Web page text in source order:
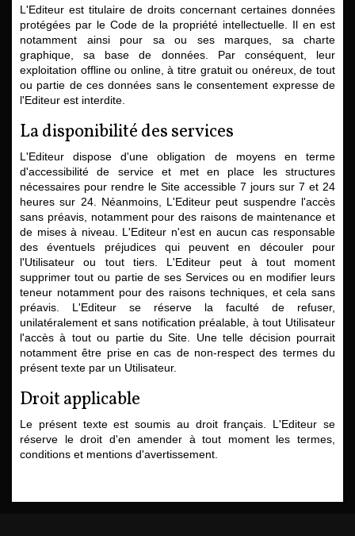
L'Editeur est titulaire de droits concernant certaines données
protégées par le Code de la propriété intellectuelle. Il en est
notamment ainsi pour sa ou ses marques, sa charte
graphique, sa base de données. Par conséquent, leur
exploitation offline ou online, à titre gratuit ou onéreux, de tout
ou partie de ces données sans le consentement expresse de
l'Editeur est interdite.
La disponibilité des services
L'Editeur dispose d'une obligation de moyens en terme
d'accessibilité de service et met en place les structures
nécessaires pour rendre le Site accessible 7 jours sur 7 et 24
heures sur 24. Néanmoins, L'Editeur peut suspendre l'accès
sans préavis, notamment pour des raisons de maintenance et
de mises à niveau. L'Editeur n'est en aucun cas responsable
des éventuels préjudices qui peuvent en découler pour
l'Utilisateur ou tout tiers. L'Editeur peut à tout moment
supprimer tout ou partie de ses Services ou en modifier leurs
teneur notamment pour des raisons techniques, et cela sans
préavis. L'Editeur se réserve la faculté de refuser,
unilatéralement et sans notification préalable, à tout Utilisateur
l'accès à tout ou partie du Site. Une telle décision pourrait
notamment être prise en cas de non-respect des termes du
présent texte par un Utilisateur.
Droit applicable
Le présent texte est soumis au droit français. L'Editeur se
réserve le droit d'en amender à tout moment les termes,
conditions et mentions d'avertissement.